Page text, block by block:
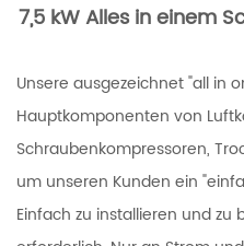
7,5 kW Alles in einem
Unsere ausgezeichnet "all in
Hauptkomponenten von
Schraubenkompressoren,
um unseren Kunden ein
Einfach zu installieren und